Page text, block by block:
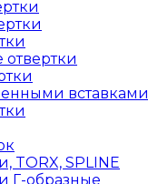
вставками
TORX, SPLINE
Г-образные